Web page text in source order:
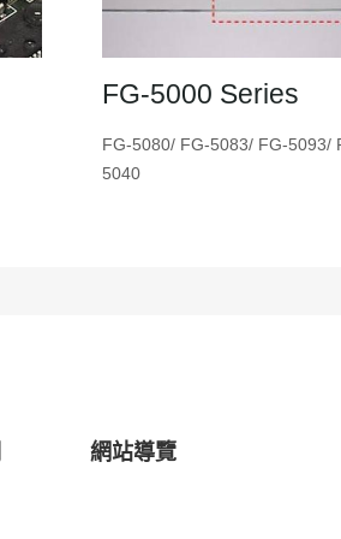
FG-5000 Series
FG-5080/ FG-5083/ FG-5093/
5040
網站導覽